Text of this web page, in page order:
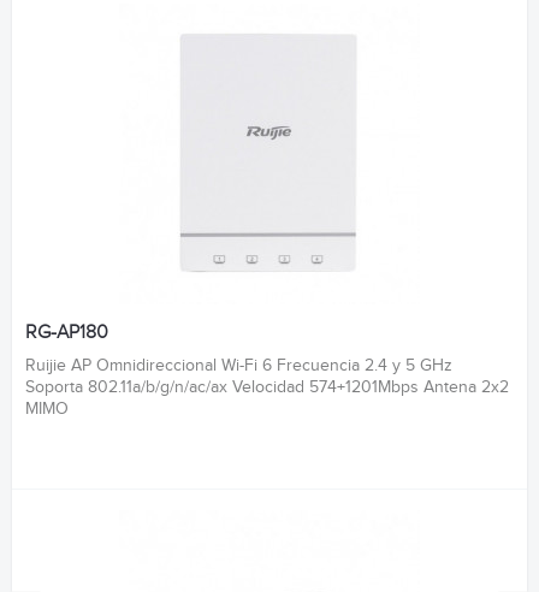
RG-AP180
Ruijie AP Omnidireccional Wi-Fi 6 Frecuencia 2.4 y 5 GHz
Soporta 802.11a/b/g/n/ac/ax Velocidad 574+1201Mbps Antena 2x2
MIMO